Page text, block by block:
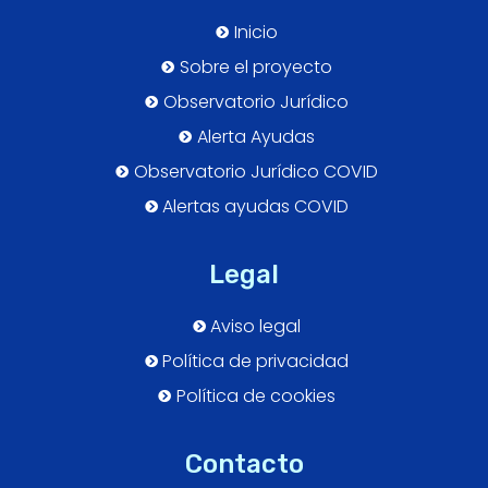
Inicio
Sobre el proyecto
Observatorio Jurídico
Alerta Ayudas
Observatorio Jurídico COVID
Alertas ayudas COVID
Legal
Aviso legal
Política de privacidad
Política de cookies
Contacto